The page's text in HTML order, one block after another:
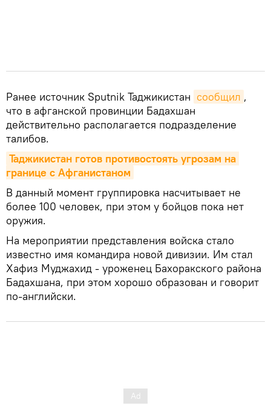
Ранее источник Sputnik Таджикистан сообщил ,
что в афганской провинции Бадахшан
действительно располагается подразделение
талибов.
Таджикистан готов противостоять угрозам на
границе с Афганистаном
В данный момент группировка насчитывает не
более 100 человек, при этом у бойцов пока нет
оружия.
На мероприятии представления войска стало
известно имя командира новой дивизии. Им стал
Хафиз Муджахид - уроженец Бахоракского района
Бадахшана, при этом хорошо образован и говорит
по-английски.